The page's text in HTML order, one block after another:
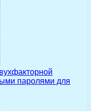
паролями для